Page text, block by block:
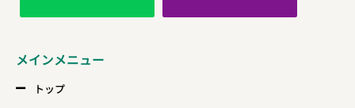
メインメニュー
トップ